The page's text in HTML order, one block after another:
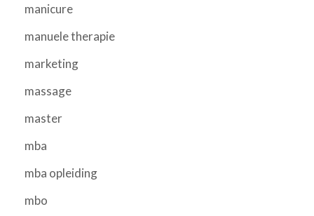
manicure
manuele therapie
marketing
massage
master
mba
mba opleiding
mbo